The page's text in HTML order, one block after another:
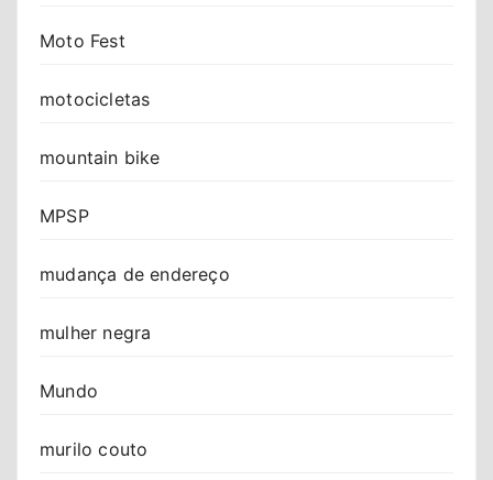
Moto Fest
motocicletas
mountain bike
MPSP
mudança de endereço
mulher negra
Mundo
murilo couto